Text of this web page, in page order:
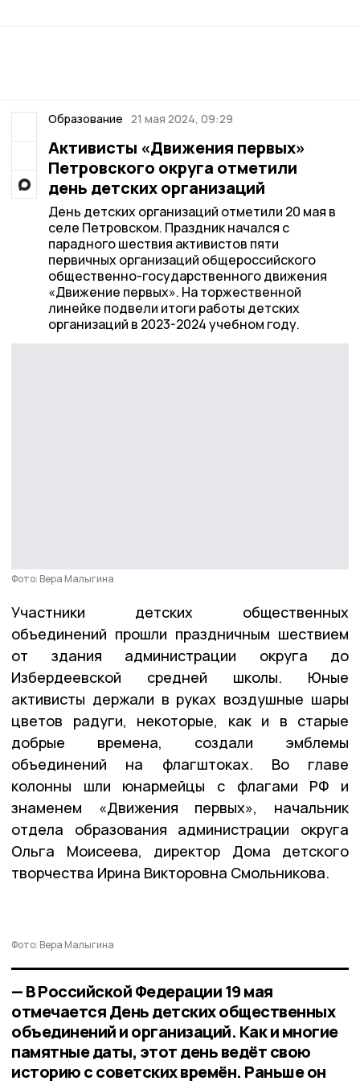
Образование 21 мая 2024, 09:29
Активисты «Движения первых»
Петровского округа отметили
день детских организаций
День детских организаций отметили 20 мая в
селе Петровском. Праздник начался с
парадного шествия активистов пяти
первичных организаций общероссийского
общественно-государственного движения
«Движение первых». На торжественной
линейке подвели итоги работы детских
организаций в 2023-2024 учебном году.
Фото: Вера Малыгина
Участники детских общественных
объединений прошли праздничным шествием
от здания администрации округа до
Избердеевской средней школы. Юные
активисты держали в руках воздушные шары
цветов радуги, некоторые, как и в старые
добрые времена, создали эмблемы
объединений на флагштоках. Во главе
колонны шли юнармейцы с флагами РФ и
знаменем «Движения первых», начальник
отдела образования администрации округа
Ольга Моисеева, директор Дома детского
творчества Ирина Викторовна Смольникова.
Фото: Вера Малыгина
— В Российской Федерации 19 мая
отмечается День детских общественных
объединений и организаций. Как и многие
памятные даты, этот день ведёт свою
историю с советских времён. Раньше он